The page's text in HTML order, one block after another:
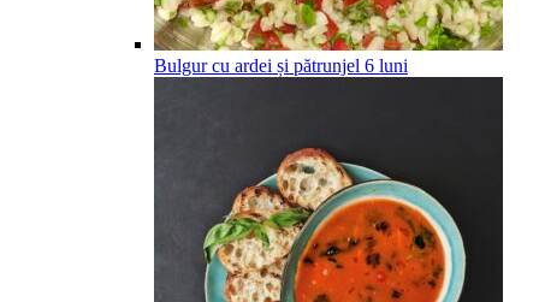
Bulgur cu ardei și pătrunjel 6 luni